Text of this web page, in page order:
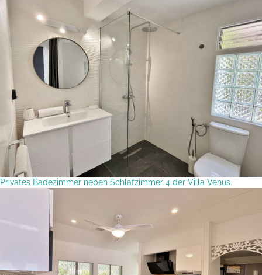
Privates Badezimmer neben Schlafzimmer 4 der Villa Vénus.